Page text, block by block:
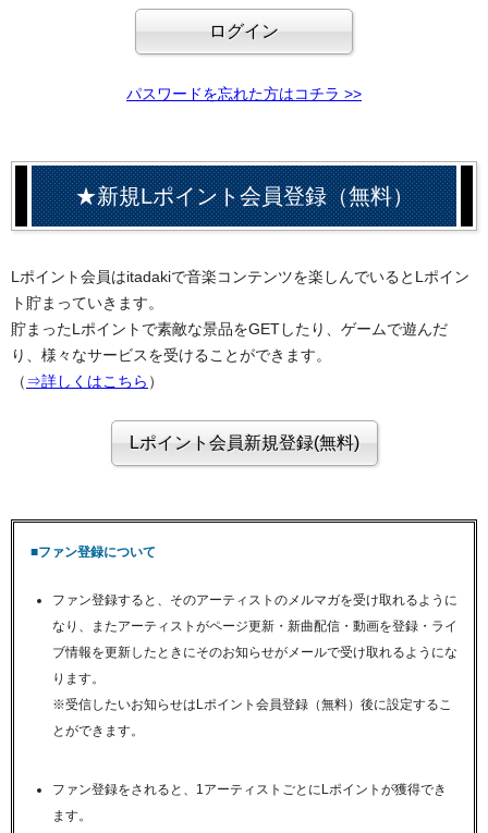
パスワードを忘れた方はコチラ >>
★新規Lポイント会員登録（無料）
Lポイント会員はitadakiで音楽コンテンツを楽しんでいるとLポイン
ト貯まっていきます。
貯まったLポイントで素敵な景品をGETしたり、ゲームで遊んだ
り、様々なサービスを受けることができます。
（ ⇒詳しくはこちら ）
■ファン登録について
ファン登録すると、そのアーティストのメルマガを受け取れるように
なり、またアーティストがページ更新・新曲配信・動画を登録・ライ
ブ情報を更新したときにそのお知らせがメールで受け取れるようにな
ります。
※受信したいお知らせはLポイント会員登録（無料）後に設定するこ
とができます。
ファン登録をされると、1アーティストごとにLポイントが獲得でき
ます。